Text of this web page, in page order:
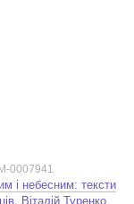
0007941
і небесним: тексти
Віталій Туренко